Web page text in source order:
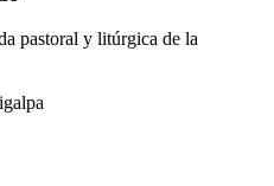
pastoral y litúrgica de la